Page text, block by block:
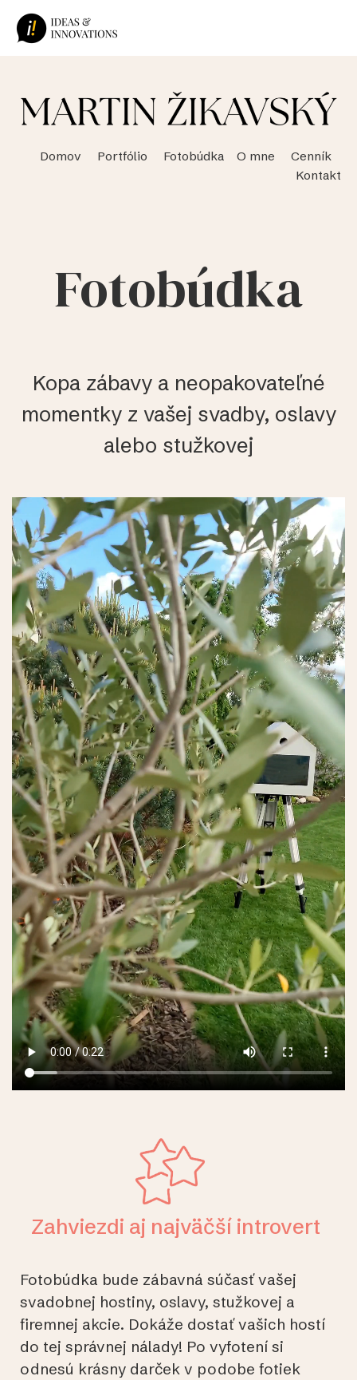
obsah
Domov Portfólio Fotobúdka O mne Cenník
Kontakt
Fotobúdka
Kopa zábavy a neopakovateľné
momentky z vašej svadby, oslavy
alebo stužkovej
Zahviezdi aj najväčší introvert
Fotobúdka bude zábavná súčasť vašej
svadobnej hostiny, oslavy, stužkovej a
firemnej akcie. Dokáže dostať vašich hostí
do tej správnej nálady! Po vyfotení si
odnesú krásny darček v podobe fotiek